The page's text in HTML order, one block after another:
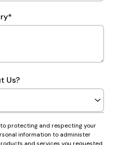
*
Us?
protecting and respecting your
information to administer